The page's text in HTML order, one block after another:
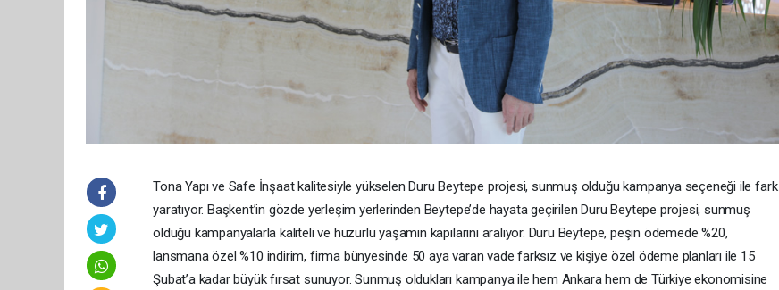
Tona Yapı ve Safe İnşaat kalitesiyle yükselen Duru Beytepe projesi, sunmuş olduğu kampanya seçeneği ile fark
yaratıyor. Başkent’in gözde yerleşim yerlerinden Beytepe’de hayata geçirilen Duru Beytepe projesi, sunmuş
olduğu kampanyalarla kaliteli ve huzurlu yaşamın kapılarını aralıyor. Duru Beytepe, peşin ödemede %20,
lansmana özel %10 indirim, firma bünyesinde 50 aya varan vade farksız ve kişiye özel ödeme planları ile 15
Şubat’a kadar büyük fırsat sunuyor. Sunmuş oldukları kampanya ile hem Ankara hem de Türkiye ekonomisine